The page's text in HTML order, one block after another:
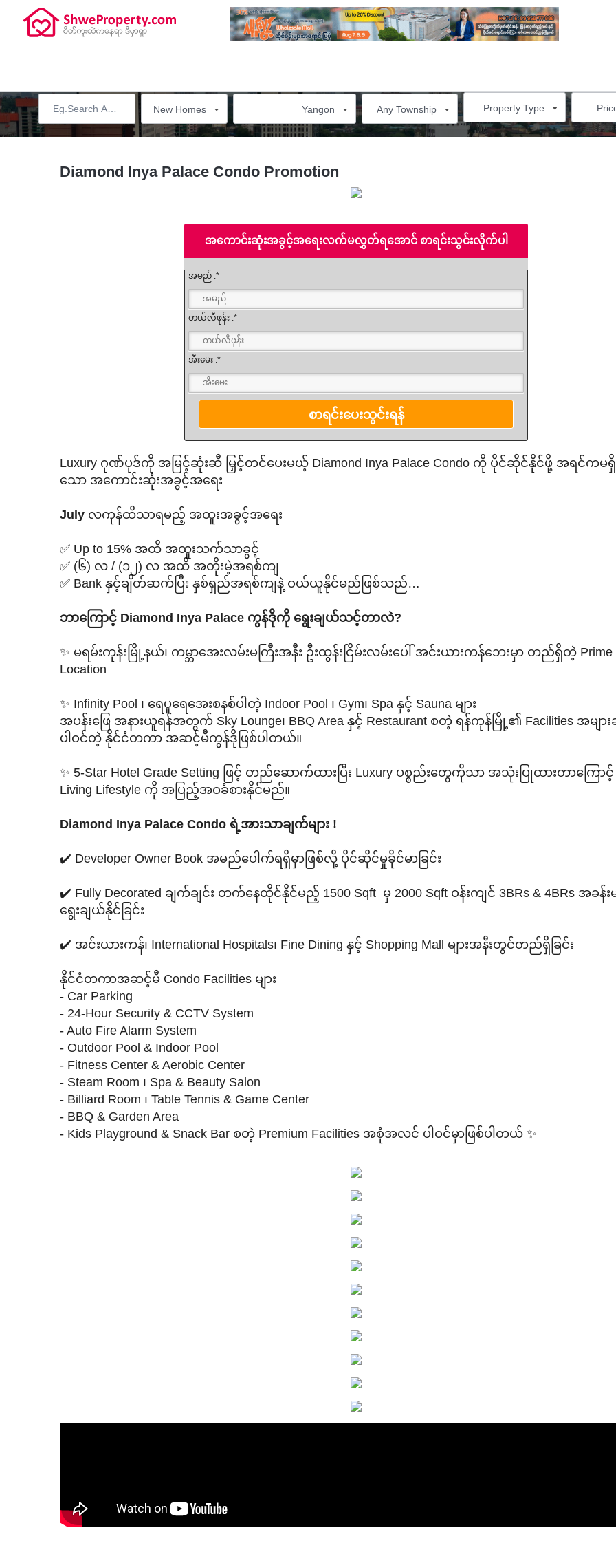
New Homes Yangon Any Township Property Type
Diamond Inya Palace Condo Promotion
အကောင်းဆုံးအခွင့်အရေးလက်မလွှတ်ရအောင် စာရင်းသွင်းလိုက်ပါ
အမည် :*
တယ်လီဖုန်း :*
အီးမေး :*
Luxury ဂုဏ်ပုဒ်ကို အမြင့်ဆုံးဆီ မြှင့်တင်ပေးမယ့် Diamond Inya Palace Condo ကို ပိုင်ဆိုင်နိုင်ဖို့ အရင်ကမရှိ
သော အကောင်းဆုံးအခွင့်အရေး
July လကုန်ထိသာရမည့် အထူးအခွင့်အရေး
✅ Up to 15% အထိ အထူးသက်သာခွင့်
✅ (၆) လ / (၁၂) လ အထိ အတိုးမဲ့အရစ်ကျ
✅ Bank နှင့်ချိတ်ဆက်ပြီး နှစ်ရှည်အရစ်ကျနဲ့ ဝယ်ယူနိုင်မည်ဖြစ်သည်…
ဘာကြောင့် Diamond Inya Palace ကွန်ဒိုကို ရွေးချယ်သင့်တာလဲ?
✨ မရမ်းကုန်းမြို့နယ်၊ ကမ္ဘာအေးလမ်းမကြီးအနီး ဦးထွန်းငြိမ်းလမ်းပေါ် အင်းယားကန်ဘေးမှာ တည်ရှိတဲ့ Prime
Location
✨ Infinity Pool ၊ ရေပူရေအေးစနစ်ပါတဲ့ Indoor Pool ၊ Gym၊ Spa နှင့် Sauna များ
အပန်းဖြေ အနားယူရန်အတွက် Sky Lounge၊ BBQ Area နှင့် Restaurant စတဲ့ ရန်ကုန်မြို့၏ Facilities အများ
ပါဝင်တဲ့ နိုင်ငံတကာ အဆင့်မီကွန်ဒိုဖြစ်ပါတယ်။
✨ 5-Star Hotel Grade Setting ဖြင့် တည်ဆောက်ထားပြီး Luxury ပစ္စည်းတွေကိုသာ အသုံးပြုထားတာကြောင့်
Living Lifestyle ကို အပြည့်အဝခံစားနိုင်မည်။
Diamond Inya Palace Condo ရဲ့အားသာချက်များ !
✔️ Developer Owner Book အမည်ပေါက်ရရှိမှာဖြစ်လို့ ပိုင်ဆိုင်မှုခိုင်မာခြင်း
✔️ Fully Decorated ချက်ချင်း တက်နေထိုင်နိုင်မည့် 1500 Sqft မှ 2000 Sqft ဝန်းကျင် 3BRs & 4BRs အခန်း
ရွေးချယ်နိုင်ခြင်း
✔️ အင်းယားကန်၊ International Hospitals၊ Fine Dining နှင့် Shopping Mall များအနီးတွင်တည်ရှိခြင်း
နိုင်ငံတကာအဆင့်မီ Condo Facilities များ
- Car Parking
- 24-Hour Security & CCTV System
- Auto Fire Alarm System
- Outdoor Pool & Indoor Pool
- Fitness Center & Aerobic Center
- Steam Room ၊ Spa & Beauty Salon
- Billiard Room ၊ Table Tennis & Game Center
- BBQ & Garden Area
- Kids Playground & Snack Bar စတဲ့ Premium Facilities အစုံအလင် ပါဝင်မှာဖြစ်ပါတယ် ✨